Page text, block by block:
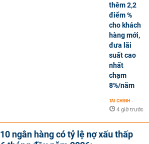
thêm 2,2
điểm %
cho khách
hàng mới,
đưa lãi
suất cao
nhất
chạm
8%/năm
TÀI CHÍNH -
4 giờ trước
ngân hàng có tỷ lệ nợ xấu thấp